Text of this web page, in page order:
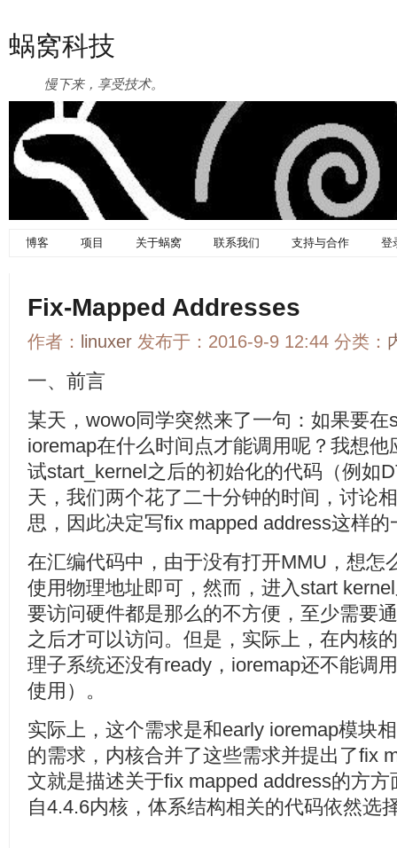
蜗窝科技
慢下来，享受技术。
博客 项目 关于蜗窝 联系我们 支持与合作 登
Fix-Mapped Addresses
作者： linuxer 发布于：2016-9-9 12:44 分类：
一、前言
某天，wowo同学突然来了一句：如果要在
ioremap在什么时间点才能调用呢？我想
试start_kernel之后的初始化的代码（例如
天，我们两个花了二十分钟的时间，讨论
思，因此决定写fix mapped address这样的
在汇编代码中，由于没有打开MMU，想怎
使用物理地址即可，然而，进入start
要访问硬件都是那么的不方便，至少需要
之后才可以访问。但是，实际上，在内核
理子系统还没有ready，ioremap还不能调
使用）。
实际上，这个需求是和early ioremap模块
的需求，内核合并了这些需求并提出了fix
文就是描述关于fix mapped address的方
自4.4.6内核，体系结构相关的代码依然选